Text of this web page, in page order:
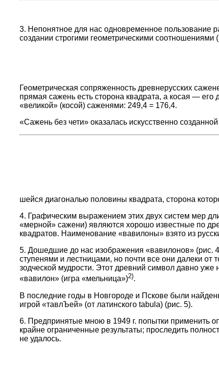
3. Непонятное для нас одновременное пользование
создании строгими геометрическими соотношениями
Геометрическая сопряженность древнерусских
прямая сажень есть сторона квадрата, а косая — его
«великой» (косой) саженями: 249,4 = 176,4.
«Сажень без чети» оказалась искусственно
шейся диагональю половины квадрата, сторона
4. Графическим выражением этих двух систем мер
«мерной» сажени) являются хорошо известные по
квадратов. Наименование «вавилоны» взято из
5. Дошедшие до нас изображения «вавилонов» (рис.
ступенями и лестницами, но почти все они далеки
зодческой мудрости. Этот древний символ давно
«вавилон» (игра «мельница»)2).
В последние годы в Новгороде и Пскове были
игрой «тавлЪей» (от латинского tabula) (рис. 5).
6. Предпринятые мною в 1949 г. попытки применить
крайне ограниченные результаты; проследить
не удалось.